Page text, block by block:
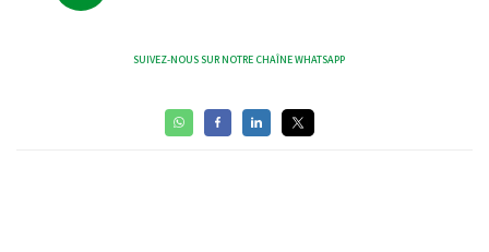
SUIVEZ-NOUS SUR NOTRE CHAÎNE WHATSAPP